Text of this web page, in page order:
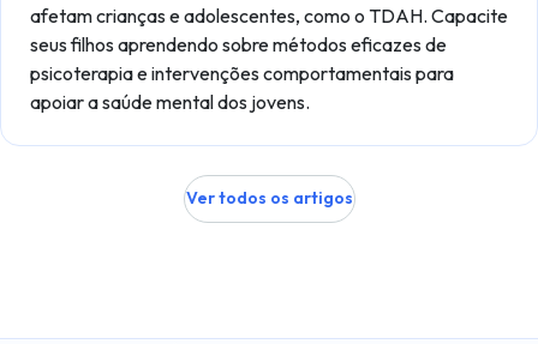
afetam crianças e adolescentes, como o TDAH. Capacite
seus filhos aprendendo sobre métodos eficazes de
psicoterapia e intervenções comportamentais para
apoiar a saúde mental dos jovens.
Ver todos os artigos